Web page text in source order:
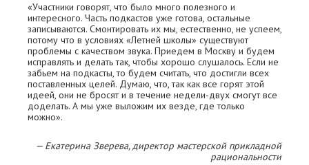
«Участники говорят, что было много полезного и
интересного. Часть подкастов уже готова, остальные
записываются. Смонтировать их мы, естественно, не успеем,
потому что в условиях «Летней школы» существуют
проблемы с качеством звука. Приедем в Москву и будем
исправлять и делать так, чтобы хорошо слушалось. Если не
забьем на подкасты, то будем считать, что достигли всех
поставленных целей. Думаю, что, так как все горят этой
идеей, они не бросят и в течение недели-двух смогут все
доделать. А мы уже выложим их везде, где только
можно».
— Екатерина Зверева, директор мастерской прикладной
рациональности